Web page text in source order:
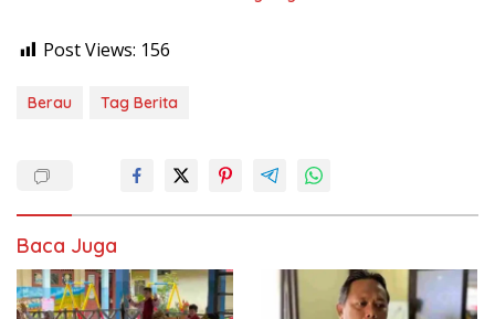
Post Views: 156
Berau Tag Berita
Baca Juga